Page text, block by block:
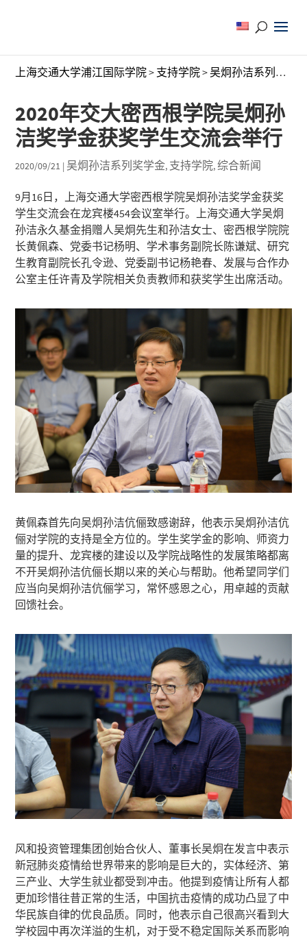
上海交通大学浦江国际学院> 支持学院>吴炯孙洁系列奖学金
2020年交大密西根学院吴炯孙
洁奖学金获奖学生交流会举行
2020/09/21 | 吴炯孙洁系列奖学金, 支持学院,综合新闻
9月16日，上海交通大学密西根学院吴炯孙洁奖学金获奖
学生交流会在龙宾楼454会议室举行。上海交通大学吴炯
孙洁永久基金捐赠人吴炯先生和孙洁女士、密西根学院院
长黄佩森、党委书记杨明、学术事务副院长陈谦斌、研究
生教育副院长孔令逊、党委副书记杨艳春、发展与合作办
公室主任许青及学院相关负责教师和获奖学生出席活动。
黄佩森首先向吴炯孙洁伉俪致感谢辞，他表示吴炯孙洁伉
俪对学院的支持是全方位的。学生奖学金的影响、师资力
量的提升、龙宾楼的建设以及学院战略性的发展策略都离
不开吴炯孙洁伉俪长期以来的关心与帮助。他希望同学们
应当向吴炯孙洁伉俪学习，常怀感恩之心，用卓越的贡献
回馈社会。
风和投资管理集团创始合伙人、董事长吴炯在发言中表示
新冠肺炎疫情给世界带来的影响是巨大的，实体经济、第
三产业、大学生就业都受到冲击。他提到疫情让所有人都
更加珍惜往昔正常的生活，中国抗击疫情的成功凸显了中
华民族自律的优良品质。同时，他表示自己很高兴看到大
学校园中再次洋溢的生机，对于受不稳定国际关系而影响